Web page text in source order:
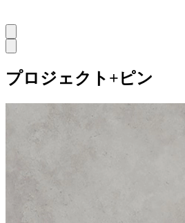
プロジェクト+ピン
COCO VILLA 養老渓谷